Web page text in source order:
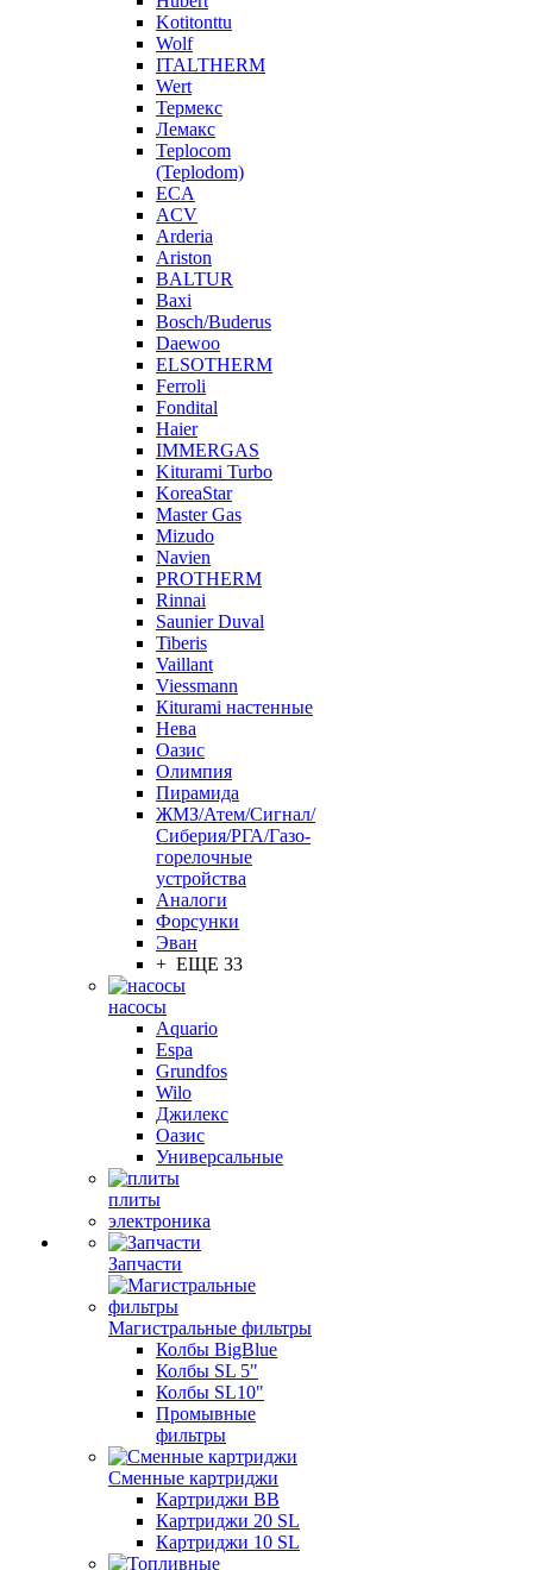
Kotitonttu
Wolf
ITALTHERM
Wert
Термекс
Лемакс
Teplocom
(Teplodom)
ECA
ACV
Arderia
Ariston
BALTUR
Baxi
Bosch/Buderus
Daewoo
ELSOTHERM
Ferroli
Fondital
Haier
IMMERGAS
Kiturami Turbo
KoreaStar
Master Gas
Mizudo
Navien
PROTHERM
Rinnai
Saunier Duval
Tiberis
Vaillant
Viessmann
Кiturami настенные
Нева
Оазис
Олимпия
Пирамида
ЖМЗ/Атем/Сигнал/
Сиберия/РГА/Газо-
горелочные
устройства
Aналоги
Форсунки
Эван
+ ЕЩЕ 33
насосы
Aquario
Espa
Grundfos
Wilo
Джилекс
Оазис
Универсальные
плиты
электроника
Запчасти
Магистральные фильтры
Колбы BigBlue
Колбы SL 5"
Колбы SL10"
Промывные
фильтры
Сменные картриджи
Картриджи BB
Картриджи 20 SL
Картриджи 10 SL